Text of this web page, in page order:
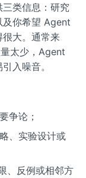
类信息：研究
及你希望 Agent
大。通常来
太少，Agent
入噪音。
争论；
、实验设计或
、反例或相邻方